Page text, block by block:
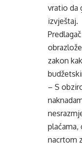
vratio da
izvještaj.
zakon
– S
plaćama,
nacrtom